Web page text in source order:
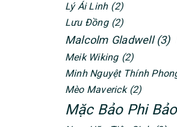
Lý Ái Linh (2)
Lưu Đồng (2)
Malcolm Gladwell (3)
Meik Wiking (2)
Minh Nguyệt Thính
Mèo Maverick (2)
Mặc Bảo Phi Bảo